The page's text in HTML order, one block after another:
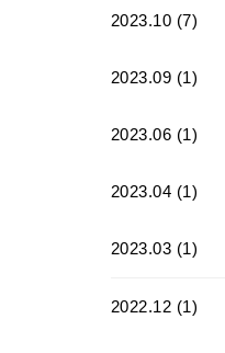
2023.10 (7)
2023.09 (1)
2023.06 (1)
2023.04 (1)
2023.03 (1)
2022.12 (1)